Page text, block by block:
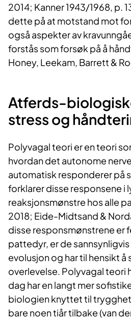
2014; Kanner 1943/1968, p.
dette på at motstand mot
også aspekter av
forstås som forsøk på å
Honey, Leekam, Barrett &
Atferds-
stress​​ og
Polyvagal teori er en teori
hvordan det autonome
automatisk responderer på
forklarer disse responsene i
reaksjonsmønstre hos alle
2018; Eide-Midtsand &
disse responsmønstrene er
pattedyr, er de
evolusjon og har til hensikt å
overlevelse. Polyvagal teori
dag har en langt mer
biologien knyttet til trygghet
bare noen tiår tilbake (van